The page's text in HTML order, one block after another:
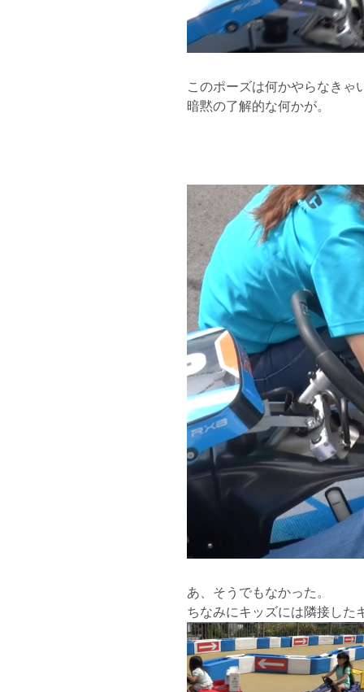
このポーズは何かやらなきゃ
暗黙の了解的な何かが。
あ、そうでもなかった。
ちなみにキッズには隣接した